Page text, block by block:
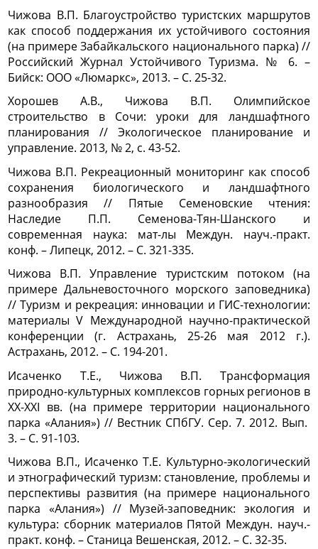
Чижова В.П. Благоустройство туристских маршрутов
как способ поддержания их устойчивого состояния
(на примере Забайкальского национального парка) //
Российский Журнал Устойчивого Туризма. № 6. –
Бийск: ООО «Люмаркс», 2013. – С. 25-32.
Хорошев А.В., Чижова В.П. Олимпийское
строительство в Сочи: уроки для ландшафтного
планирования // Экологическое планирование и
управление. 2013, № 2, с. 43-52.
Чижова В.П. Рекреационный мониторинг как способ
сохранения биологического и ландшафтного
разнообразия // Пятые Семеновские чтения:
Наследие П.П. Семенова-Тян-Шанского и
современная наука: мат-лы Междун. науч.-практ.
конф. – Липецк, 2012. – С. 321-335.
Чижова В.П. Управление туристским потоком (на
примере Дальневосточного морского заповедника)
// Туризм и рекреация: инновации и ГИС-технологии:
материалы V Международной научно-практической
конференции (г. Астрахань, 25-26 мая 2012 г.).
Астрахань, 2012. – С. 194-201.
Исаченко Т.Е., Чижова В.П. Трансформация
природно-культурных комплексов горных регионов в
XX-XXI вв. (на примере территории национального
парка «Алания») // Вестник СПбГУ. Сер. 7. 2012. Вып.
3. – С. 91-103.
Чижова В.П., Исаченко Т.Е. Культурно-экологический
и этнографический туризм: становление, проблемы и
перспективы развития (на примере национального
парка «Алания») // Музей-заповедник: экология и
культура: сборник материалов Пятой Междун. науч.-
практ. конф. – Станица Вешенская, 2012. – С. 32-35.